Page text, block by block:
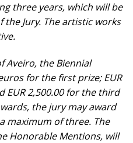
three years, which will be
Jury. The artistic works
Aveiro, the Biennial
for the first prize; EUR
EUR 2,500.00 for the third
the jury may award
maximum of three. The
Honorable Mentions, will